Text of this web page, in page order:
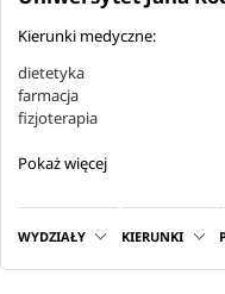
Kierunki medyczne:
dietetyka
farmacja
fizjoterapia
Pokaż więcej
WYDZIAŁY KIERUNKI